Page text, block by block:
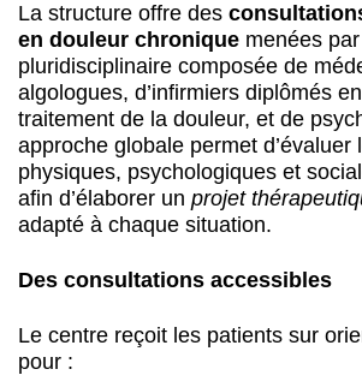
La structure offre des
en douleur chronique menées
pluridisciplinaire composée de
algologues, d’infirmiers diplômés
traitement de la douleur, et de
approche globale permet d’évaluer
physiques, psychologiques et
afin d’élaborer un projet
adapté à chaque situation.
Des consultations accessibles
Le centre reçoit les patients sur
pour :